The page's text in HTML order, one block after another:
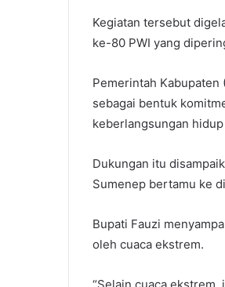
Kegiatan tersebut
ke-80 PWI yang
Pemerintah
sebagai bentuk
keberlangsungan
Dukungan itu
Sumenep bertamu ke
Bupati Fauzi
oleh cuaca ekstrem.
“Selain cuaca